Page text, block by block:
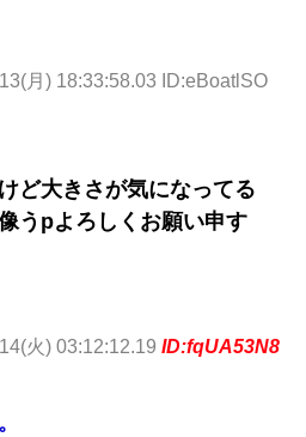
月) 18:33:58.03 ID:eBoatlSO
ど大きさが気になってる
うpよろしくお願い申す
火) 03:12:12.19 ID:fqUA53N8